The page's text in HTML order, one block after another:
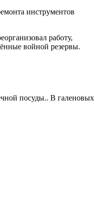
инструментов
работу,
войной резервы.
посуды.. В галеновых